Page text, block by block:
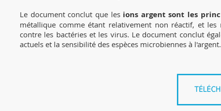
Le document conclut que les ions argent sont les
métallique comme étant relativement non réactif, et
contre les bactéries et les virus. Le document conclut
actuels et la sensibilité des espèces microbiennes à